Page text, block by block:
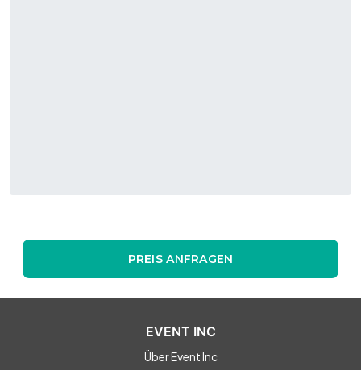
PREIS ANFRAGEN
EVENT INC
Über Event Inc